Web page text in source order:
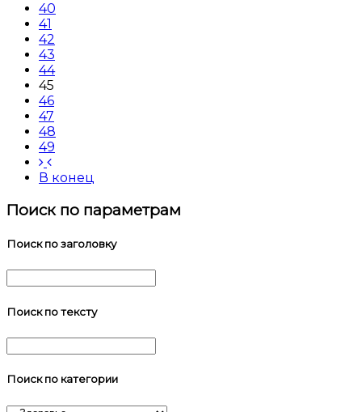
40
41
42
43
44
45
46
47
48
49
В конец
Поиск по параметрам
Поиск по заголовку
Поиск по тексту
Поиск по категории